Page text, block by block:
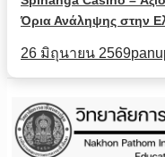
Όρια Ανάληψης στην
26 มิถุนายน 2569